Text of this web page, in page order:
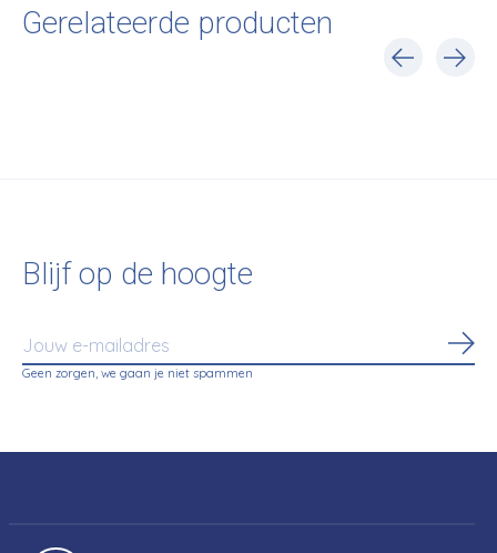
Gerelateerde producten
Blijf op de hoogte
Geen zorgen, we gaan je niet spammen